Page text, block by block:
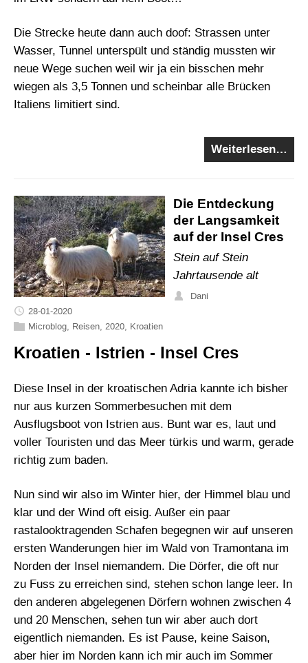
Die Strecke heute dann auch doof: Strassen unter
Wasser, Tunnel unterspült und ständig mussten wir
neue Wege suchen weil wir ja ein bisschen mehr
wiegen als 3,5 Tonnen und scheinbar alle Brücken
Italiens limitiert sind.
Weiterlesen…
Die Entdeckung
der Langsamkeit
auf der Insel Cres
Stein auf Stein
Jahrtausende alt
Dani
28-01-2020
Microblog Reisen 2020 Kroatien
Kroatien - Istrien - Insel Cres
Diese Insel in der kroatischen Adria kannte ich bisher
nur aus kurzen Sommerbesuchen mit dem
Ausflugsboot von Istrien aus. Bunt war es, laut und
voller Touristen und das Meer türkis und warm, gerade
richtig zum baden.
Nun sind wir also im Winter hier, der Himmel blau und
klar und der Wind oft eisig. Außer ein paar
rastalooktragenden Schafen begegnen wir auf unseren
ersten Wanderungen hier im Wald von Tramontana im
Norden der Insel niemandem. Die Dörfer, die oft nur
zu Fuss zu erreichen sind, stehen schon lange leer. In
den anderen abgelegenen Dörfern wohnen zwischen 4
und 20 Menschen, sehen tun wir aber auch dort
eigentlich niemanden. Es ist Pause, keine Saison,
aber hier im Norden kann ich mir auch im Sommer